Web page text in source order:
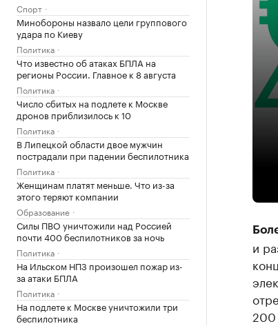
Спорт
Минобороны назвало цели группового
удара по Киеву
Политика
Что известно об атаках БПЛА на
регионы России. Главное к 8 августа
Политика
Число сбитых на подлете к Москве
дронов приблизилось к 10
Политика
В Липецкой области двое мужчин
пострадали при падении беспилотника
Политика
Женщинам платят меньше. Что из-за
этого теряют компании
Образование
Силы ПВО уничтожили над Россией
почти 400 беспилотников за ночь
Политика
На Ильском НПЗ произошел пожар из-
за атаки БПЛА
Политика
На подлете к Москве уничтожили три
беспилотника
и
200